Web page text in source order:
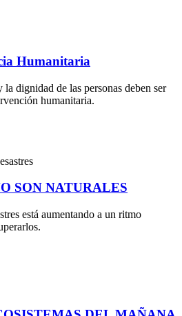
Humanitaria
dignidad de las personas deben ser
humanitaria.
SON NATURALES
está aumentando a un ritmo